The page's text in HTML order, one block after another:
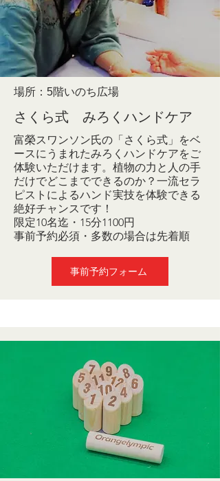
場所：5階いのち広場
さくら式 みろくハンドケア
富榮スワンソン氏の「さくら式」をベ
ースにうまれたみろくハンドケアをご
体験いただけます。植物の力と人の手
だけでどこまでできるのか？一流セラ
ピストによるハンド実技を体験できる
絶好チャンスです！
限定10名迄・15分1100円
事前予約必須・多数の場合は先着順
事前予約フォーム